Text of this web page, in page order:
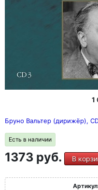
1
Бруно Вальтер (дирижёр),
Есть в наличии
1373 руб. В